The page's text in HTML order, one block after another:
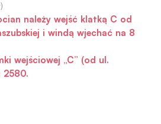
należy wejść klatką C od
i windą wjechać na 8
wejściowej „C” (od ul.
2580.